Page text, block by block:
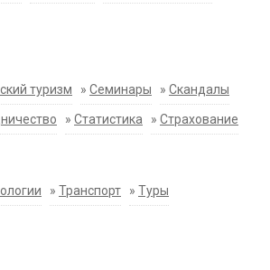
туризм » Семинары » Скандалы
» Статистика » Страхование
» Транспорт » Туры